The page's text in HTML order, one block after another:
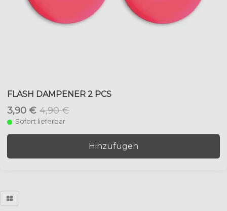
FLASH DAMPENER 2 PCS
3,90 € 4,90 €
Sofort lieferbar
Hinzufügen